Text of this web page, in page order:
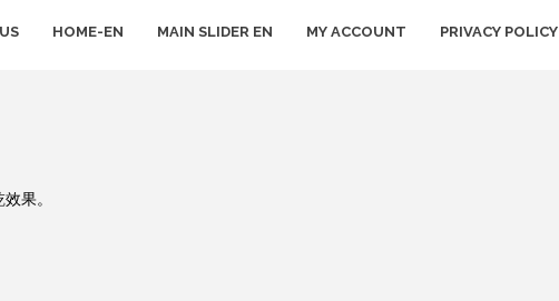
HOME-EN MAIN SLIDER EN MY ACCOUNT PRIVACY POLICY
果。